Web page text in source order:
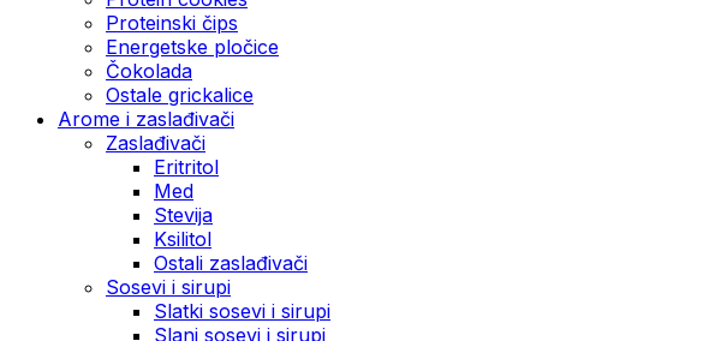
Proteinski čips
Energetske pločice
Čokolada
Ostale grickalice
Arome i zaslađivači
Zaslađivači
Eritritol
Med
Stevija
Ksilitol
Ostali zaslađivači
Sosevi i sirupi
Slatki sosevi i sirupi
Slani sosevi i sirupi